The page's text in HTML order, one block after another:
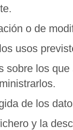
o de
usos
sobre los
de los
y la